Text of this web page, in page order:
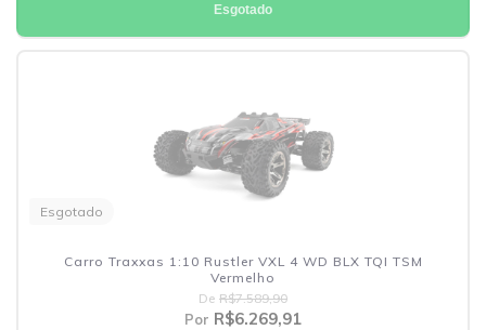
Esgotado
Esgotado
Carro Traxxas 1:10 Rustler VXL 4 WD BLX TQI TSM
Vermelho
De R$7.589,90
Por R$6.269,91